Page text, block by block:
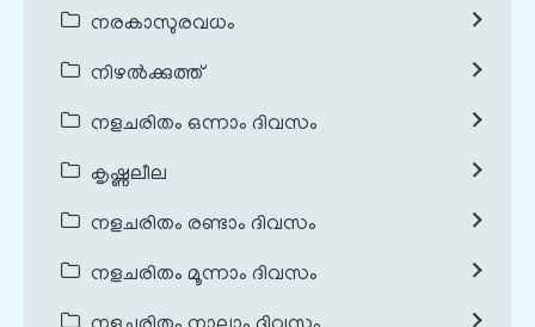
നരകാസുരവധം
നിഴൽക്കുത്ത്
നളചരിതം ഒന്നാം ദിവസം
കൃഷ്ണലീല
നളചരിതം രണ്ടാം ദിവസം
നളചരിതം മൂന്നാം ദിവസം